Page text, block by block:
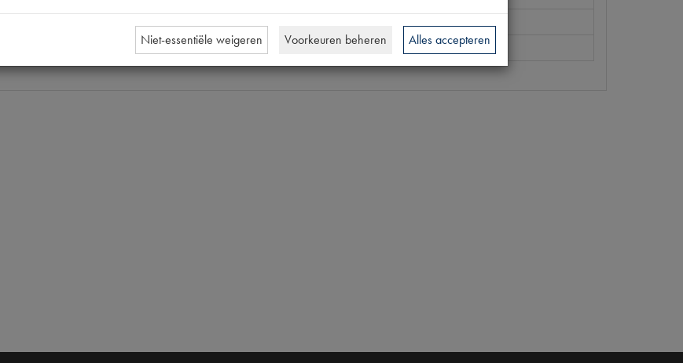
[PW 1]
Niet-essentiële weigeren Voorkeuren beheren Alles accepteren